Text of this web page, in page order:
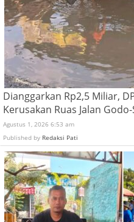
Dianggarkan Rp2,5 Miliar,
Kerusakan Ruas Jalan
Agustus 1, 2026 6:53 am
Published by Redaksi Pati